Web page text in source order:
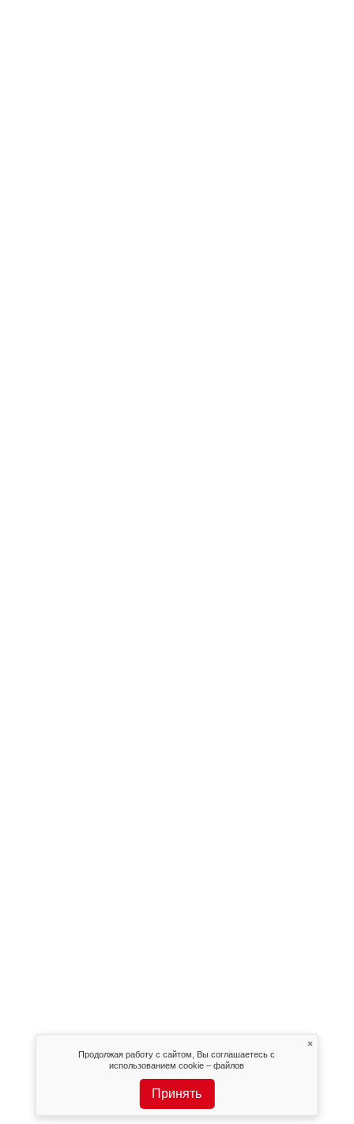
Продолжая работу с сайтом, Вы соглашаетесь с
использованием cookie – файлов
Принять
×